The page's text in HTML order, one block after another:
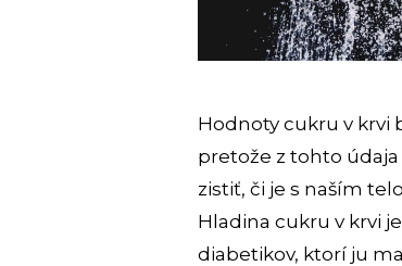
Hodnoty cukru v krvi
pretože z tohto
zistiť, či je s naším
Hladina cukru v krvi
diabetikov, ktorí ju